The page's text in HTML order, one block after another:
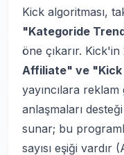
Kick algoritması,
"Kategoride
öne çıkarır. Kick'in
Affiliate" ve
yayıncılara
anlaşmaları
sunar; bu
sayısı eşiği